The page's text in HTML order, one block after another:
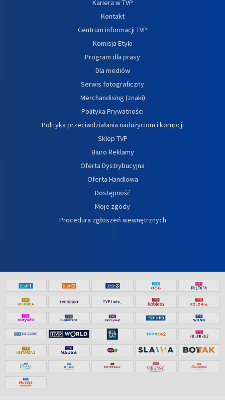
Kariera w TVP
Kontakt
Centrum informacji TVP
Komisja Etyki
Program dla prasy
Dla mediów
Serwis fotograficzny
Merchandising (znaki)
Polityka Prywatności
Polityka przeciwdziałania nadużyciom i korupcji
Sklep TVP
Biuro Reklamy
Oferta Dystrybucyjna
Oferta Handlowa
Dostępność
Moje zgody
Procedura zgłoszeń wewnętrznych